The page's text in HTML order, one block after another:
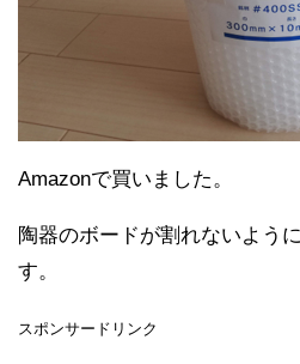
Amazonで買いました。
陶器のボードが割れないよう
す。
スポンサードリンク